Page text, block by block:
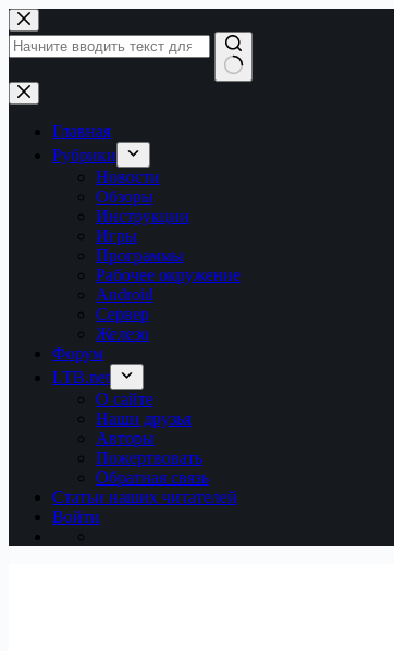
Перейти
к
сути
Ничего
не
найденоГлавная
Рубрики
Новости
Обзоры
Инструкции
Игры
Программы
Рабочее окружение
Android
Сервер
Железо
Форум
LTB.net
О сайте
Наши друзья
Авторы
Пожертвовать
Обратная связь
Статьи наших читателей
Войти